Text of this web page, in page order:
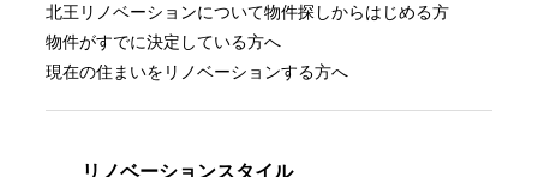
北王リノベーションについて物件探しからはじめる方
物件がすでに決定している方へ
現在の住まいをリノベーションする方へ
リノベーションスタイル